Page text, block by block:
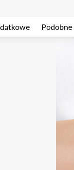
Podobne